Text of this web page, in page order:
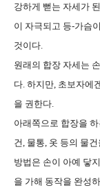
강하게 뻗는 자세가
이 자극되고 등-가슴
것이다.
원래의 합장 자세는
다. 하지만, 초보자에
을 권한다.
아래쪽으로 합장을
건, 물통, 옷 등의 물
방법은 손이 아예 닿
을 가해 동작을 완성